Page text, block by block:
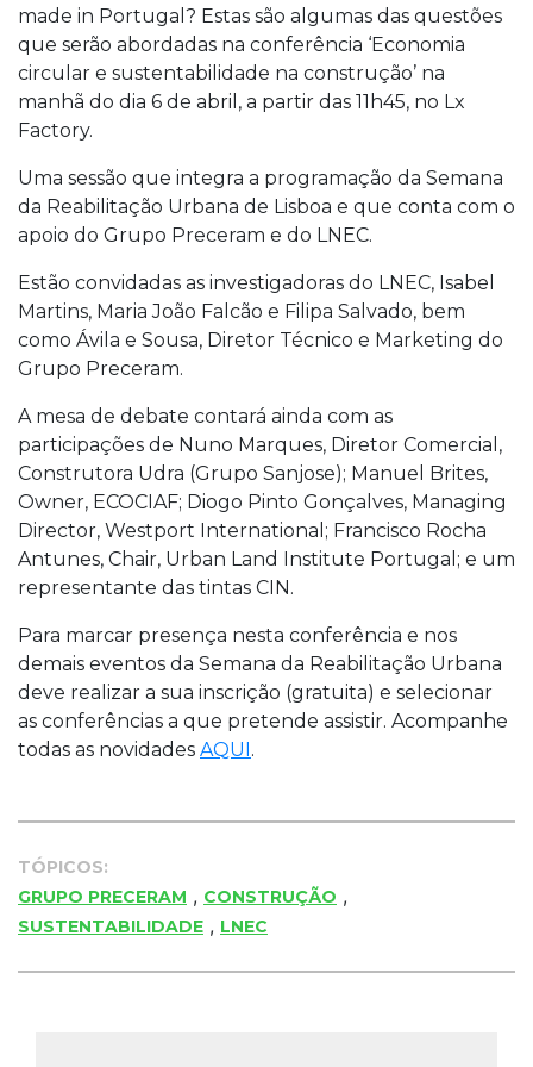
made in Portugal? Estas são algumas das questões
que serão abordadas na conferência ‘Economia
circular e sustentabilidade na construção’ na
manhã do dia 6 de abril, a partir das 11h45, no Lx
Factory.
Uma sessão que integra a programação da Semana
da Reabilitação Urbana de Lisboa e que conta com o
apoio do Grupo Preceram e do LNEC.
Estão convidadas as investigadoras do LNEC, Isabel
Martins, Maria João Falcão e Filipa Salvado, bem
como Ávila e Sousa, Diretor Técnico e Marketing do
Grupo Preceram.
A mesa de debate contará ainda com as
participações de Nuno Marques, Diretor Comercial,
Construtora Udra (Grupo Sanjose); Manuel Brites,
Owner, ECOCIAF; Diogo Pinto Gonçalves, Managing
Director, Westport International; Francisco Rocha
Antunes, Chair, Urban Land Institute Portugal; e um
representante das tintas CIN.
Para marcar presença nesta conferência e nos
demais eventos da Semana da Reabilitação Urbana
deve realizar a sua inscrição (gratuita) e selecionar
as conferências a que pretende assistir. Acompanhe
todas as novidades AQUI.
TÓPICOS:
GRUPO PRECERAM , CONSTRUÇÃO ,
SUSTENTABILIDADE , LNEC